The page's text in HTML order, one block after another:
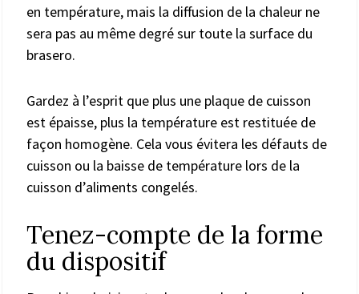
en température, mais la diffusion de la chaleur ne
sera pas au même degré sur toute la surface du
brasero.
Gardez à l’esprit que plus une plaque de cuisson
est épaisse, plus la température est restituée de
façon homogène. Cela vous évitera les défauts de
cuisson ou la baisse de température lors de la
cuisson d’aliments congelés.
Tenez-compte de la forme
du dispositif